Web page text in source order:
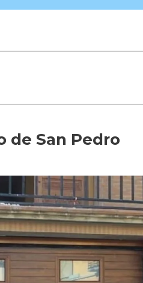
de San Pedro